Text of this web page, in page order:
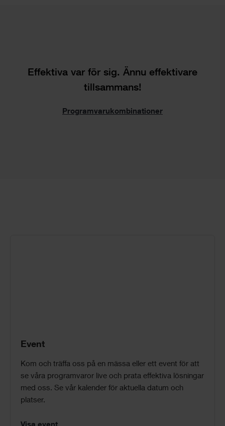
Effektiva var för sig. Ännu effektivare
tillsammans!
Programvarukombinationer
Event
Kom och träffa oss på en mässa eller ett event för att
se våra programvaror live och prata effektiva lösningar
med oss. Se vår kalender för aktuella datum och
platser.